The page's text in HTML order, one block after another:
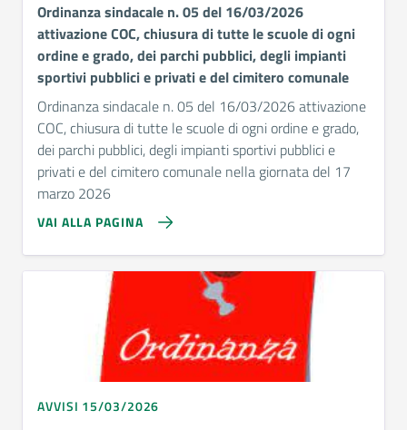
Ordinanza sindacale n. 05 del 16/03/2026
attivazione COC, chiusura di tutte le scuole di ogni
ordine e grado, dei parchi pubblici, degli impianti
sportivi pubblici e privati e del cimitero comunale
Ordinanza sindacale n. 05 del 16/03/2026 attivazione
COC, chiusura di tutte le scuole di ogni ordine e grado,
dei parchi pubblici, degli impianti sportivi pubblici e
privati e del cimitero comunale nella giornata del 17
marzo 2026
VAI ALLA PAGINA
AVVISI 15/03/2026